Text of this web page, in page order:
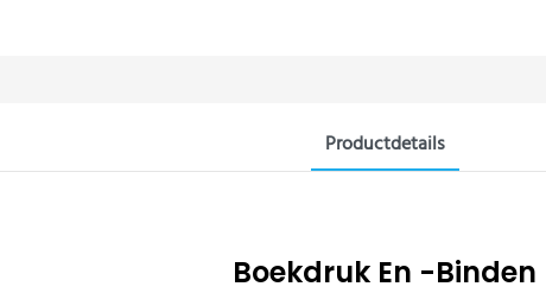
Productdetails
Boekdruk En -binden